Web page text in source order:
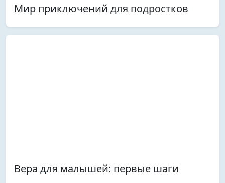
Мир приключений для подростков
Вера для малышей: первые шаги